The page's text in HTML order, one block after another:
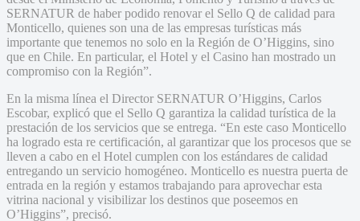
SERNATUR de haber podido renovar el Sello Q de calidad para
Monticello, quienes son una de las empresas turísticas más
importante que tenemos no solo en la Región de O’Higgins, sino
que en Chile. En particular, el Hotel y el Casino han mostrado un
compromiso con la Región”.
En la misma línea el Director SERNATUR O’Higgins, Carlos
Escobar, explicó que el Sello Q garantiza la calidad turística de la
prestación de los servicios que se entrega. “En este caso Monticello
ha logrado esta re certificación, al garantizar que los procesos que se
lleven a cabo en el Hotel cumplen con los estándares de calidad
entregando un servicio homogéneo. Monticello es nuestra puerta de
entrada en la región y estamos trabajando para aprovechar esta
vitrina nacional y visibilizar los destinos que poseemos en
O’Higgins”, precisó.